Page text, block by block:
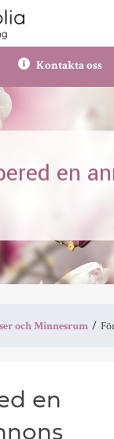
Kontakta oss
en
och Minnesrum
en